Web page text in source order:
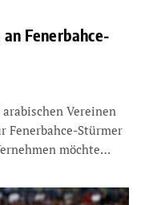
Fenerbahce-
Vereinen
Fenerbahce-Stürmer
möchte…